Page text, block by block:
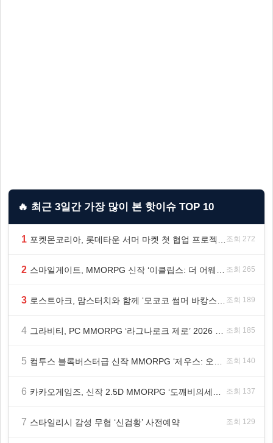
🔥 최근 3일간 가장 많이 본 핫이슈 TOP 10
1 조회 272
2 조회 265
3 조회 189
4 조회 185
5 조회 140
6 조회 137
7 스타일리시 감성 무협 ‘신검황’ 사전예약 조회 129